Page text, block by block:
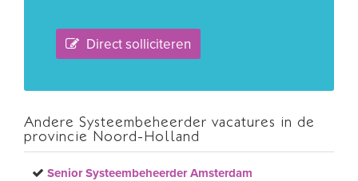
Direct solliciteren
Andere Systeembeheerder vacatures in de
provincie Noord-Holland
Senior Systeembeheerder Amsterdam